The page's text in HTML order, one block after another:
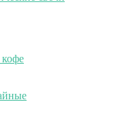
кофе